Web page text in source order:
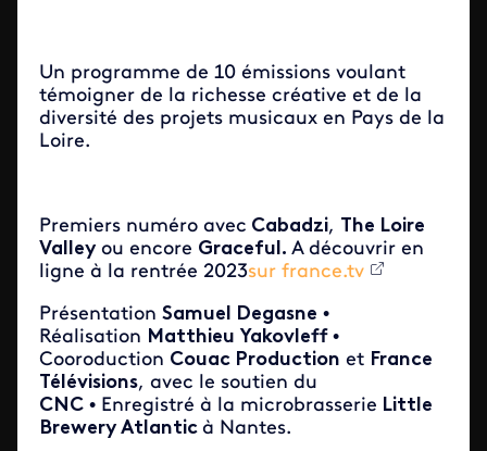
Un programme de 10 émissions voulant
témoigner de la richesse créative et de la
diversité des projets musicaux en Pays de la
Loire.
Premiers numéro avec Cabadzi, The Loire
Valleyou encore Graceful. A découvrir en
ligne à la rentrée 2023sur france.tv
Présentation Samuel Degasne •
Réalisation Matthieu Yakovleff •
Cooroduction Couac Production et France
Télévisions, avec le soutien du
CNC • Enregistré à la microbrasserie Little
Brewery Atlantic à Nantes.